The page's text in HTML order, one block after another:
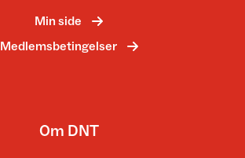
Min side
Medlemsbetingelser
Om DNT